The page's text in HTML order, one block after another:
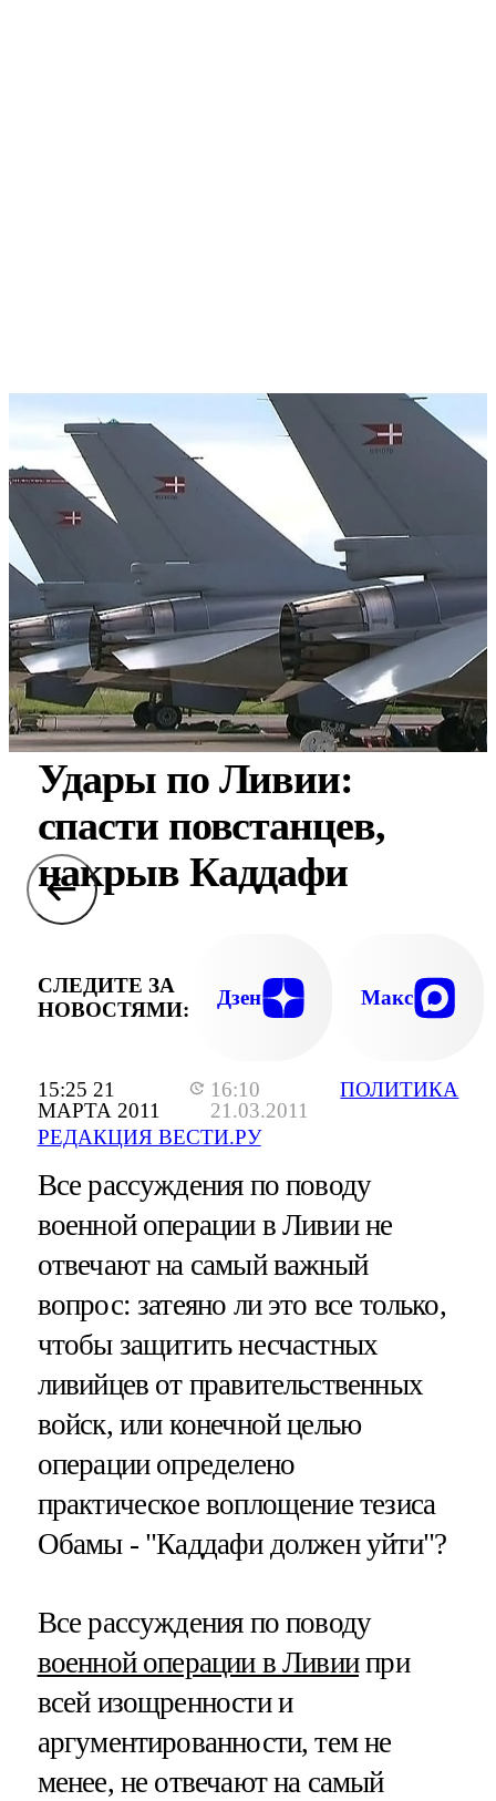
15:25 21
МАРТА 2011
16:10
21.03.2011
РЕДАКЦИЯ ВЕСТИ.РУ
ПОЛИТИКА
Удары по Ливии:
спасти повстанцев,
накрыв Каддафи
СЛЕДИТЕ ЗА
НОВОСТЯМИ:
Дзен Макс
Все рассуждения по поводу
военной операции в Ливии не
отвечают на самый важный
вопрос: затеяно ли это все только,
чтобы защитить несчастных
ливийцев от правительственных
войск, или конечной целью
операции определено
практическое воплощение тезиса
Обамы - "Каддафи должен уйти"?
Все рассуждения по поводу
военной операции в Ливиипри
всей изощренности и
аргументированности, тем не
менее, не отвечают на самый